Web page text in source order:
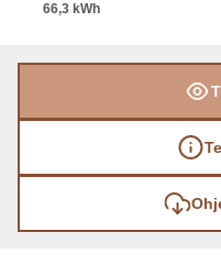
66,3 kWh